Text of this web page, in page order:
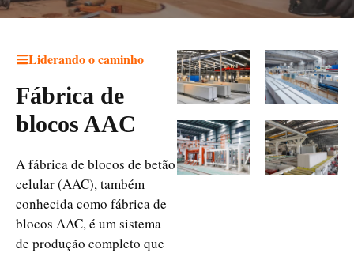
Liderando o caminho
Fábrica de
blocos AAC
A fábrica de blocos de betão
celular (AAC), também
conhecida como fábrica de
blocos AAC, é um sistema
de produção completo que